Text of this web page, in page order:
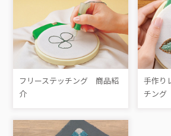
フリーステッチング 商品紹
介
手作り
チング